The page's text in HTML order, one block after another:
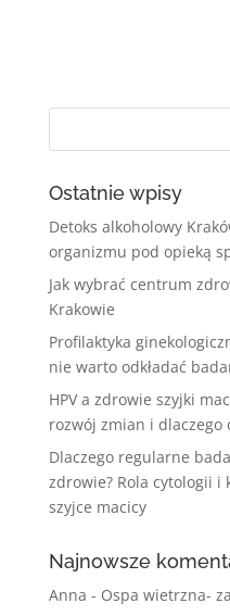
Ostatnie wpisy
Detoks alkoholowy
organizmu pod opieką
Jak wybrać centrum
Krakowie
Profilaktyka
nie warto odkładać
HPV a zdrowie szyjki
rozwój zmian i dlaczego
Dlaczego regularne
zdrowie? Rola cytologii
szyjce macicy
Najnowsze
Anna - Ospa wietrzna-